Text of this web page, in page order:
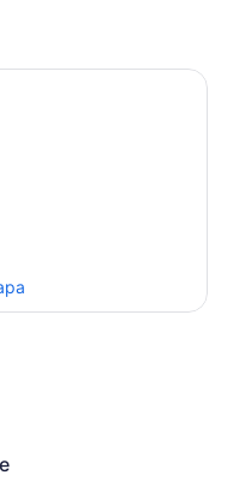
el recorrido con estilo
únicos, muchos
setenta años.